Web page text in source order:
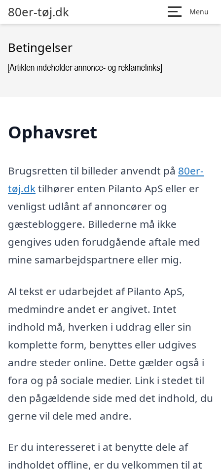
80er-tøj.dk Menu
Betingelser
Ophavsret
Brugsretten til billeder anvendt på 80er-
tøj.dktilhører enten Pilanto ApS eller er
venligst udlånt af annoncører og
gæstebloggere. Billederne må ikke
gengives uden forudgående aftale med
mine samarbejdspartnere eller mig.
Al tekst er udarbejdet af Pilanto ApS,
medmindre andet er angivet. Intet
indhold må, hverken i uddrag eller sin
komplette form, benyttes eller udgives
andre steder online. Dette gælder også i
fora og på sociale medier. Link i stedet til
den pågældende side med det indhold, du
gerne vil dele med andre.
Er du interesseret i at benytte dele af
indholdet offline, er du velkommen til at